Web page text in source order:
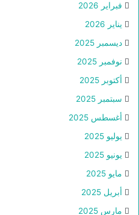
فبراير 2026
يناير 2026
ديسمبر 2025
نوفمبر 2025
أكتوبر 2025
سبتمبر 2025
أغسطس 2025
يوليو 2025
يونيو 2025
مايو 2025
أبريل 2025
مارس 2025